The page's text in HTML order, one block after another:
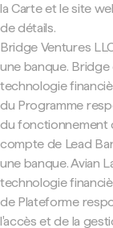
la Carte et le site
de détails.
Bridge Ventures
une banque.
technologie
du Programme
du fonctionnement
compte de Lead
une banque. Avian
technologie
de Plateforme
l'accès et de la